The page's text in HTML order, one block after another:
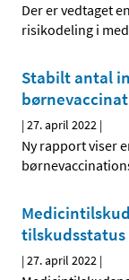
Der er vedtaget
risikodeling i
Stabilt antal
|27. april 2022 |
Ny rapport viser
|27. april 2022 |